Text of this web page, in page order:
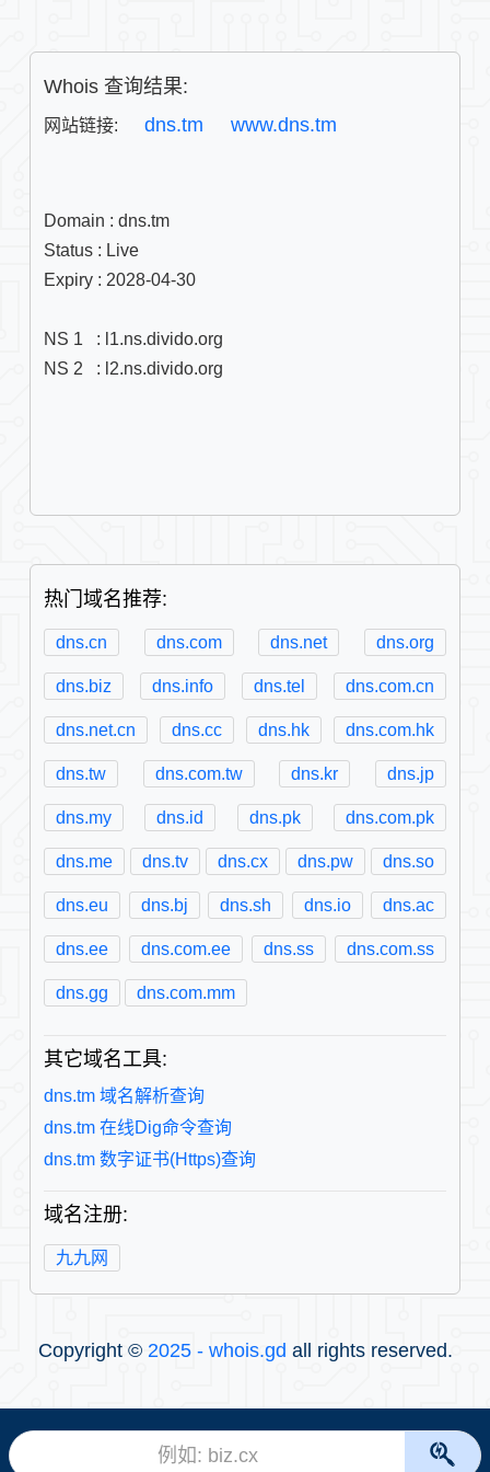
Whois 查询结果:
网站链接: dns.tm www.dns.tm
Domain : dns.tm
Status : Live
Expiry : 2028-04-30
NS 1   : l1.ns.divido.org
NS 2   : l2.ns.divido.org
热门域名推荐:
dns.cn dns.com dns.net dns.org
dns.biz dns.info dns.tel dns.com.cn
dns.net.cn dns.cc dns.hk dns.com.hk
dns.tw dns.com.tw dns.kr dns.jp
dns.my dns.id dns.pk dns.com.pk
dns.me dns.tv dns.cx dns.pw dns.so
dns.eu dns.bj dns.sh dns.io dns.ac
dns.ee dns.com.ee dns.ss dns.com.ss
dns.gg dns.com.mm
其它域名工具:
dns.tm 域名解析查询
dns.tm 在线Dig命令查询
dns.tm 数字证书(Https)查询
域名注册:
九九网
Copyright © 2025 - whois.gd all rights reserved.